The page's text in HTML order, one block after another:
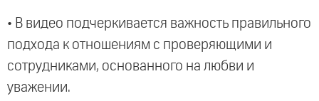
• В видео подчеркивается важность правильного
подхода к отношениям с проверяющими и
сотрудниками, основанного на любви и
уважении.